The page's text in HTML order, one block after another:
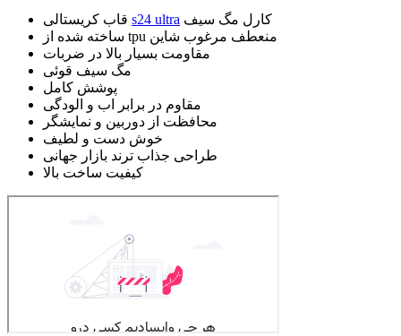
s24 ultra کارل مگ سیف
ساخته شده از tpu منعطف مرغوب شاین
مقاومت بسیار بالا در ضربات
مگ سیف قوئی
پوشش کامل
مقاوم در برابر اب و الودگی
محافظت از دوربین و نمایشگر
خوش دست و لطیف
طراحی جذاب ترند بازار جهانی
کیفیت ساخت بالا